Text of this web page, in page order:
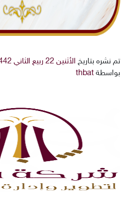
تم نشره بتاريخ الأثنين 22 ربيع الثاني 1442هـ 7-12-2020م
بواسطة thbat